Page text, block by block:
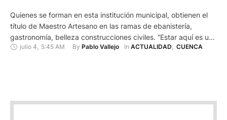
Quienes se forman en esta institución municipal, obtienen el
título de Maestro Artesano en las ramas de ebanistería,
gastronomía, belleza construcciones civiles. “Estar aquí es una
gran oportunidad para quienes no pueden acceder a la
julio 4 5:45 AM By Pablo Vallejo In ACTUALIDAD, CUENCA